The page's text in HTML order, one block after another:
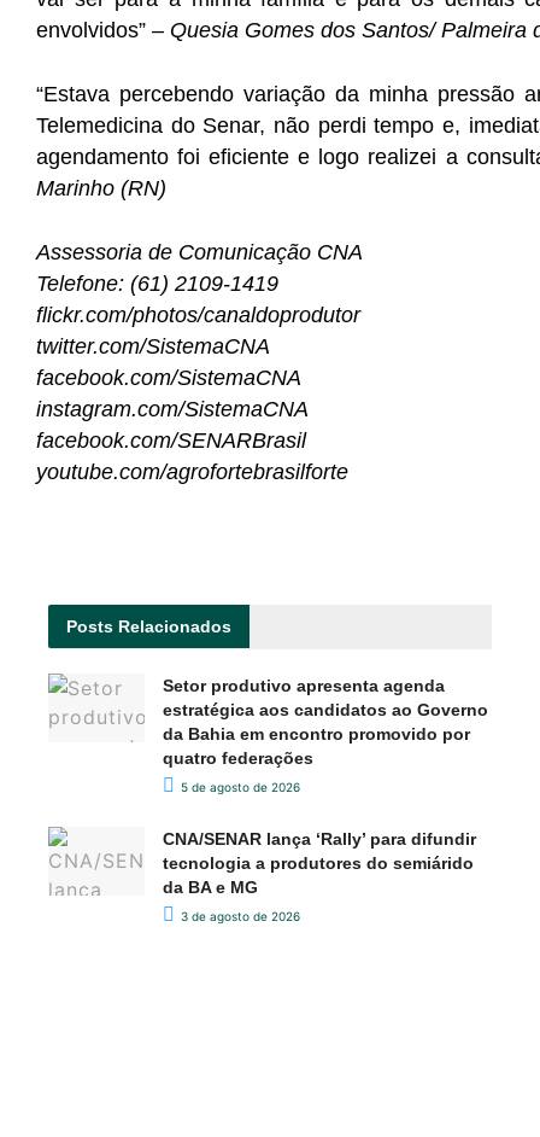
envolvidos” – Quesia Gomes dos Santos/ Palmeira
“Estava percebendo variação da minha
Telemedicina do Senar, não perdi tempo e,
agendamento foi eficiente e logo realizei a
Marinho (RN)
Assessoria de Comunicação CNA
Telefone: (61) 2109-1419
flickr.com/photos/canaldoprodutor
twitter.com/SistemaCNA
facebook.com/SistemaCNA
instagram.com/SistemaCNA
facebook.com/SENARBrasil
youtube.com/agrofortebrasilforte
Posts Relacionados
Setor produtivo apresenta agenda
estratégica aos candidatos ao Governo
da Bahia em encontro promovido por
quatro federações
5 de agosto de 2026
CNA/SENAR lança ‘Rally’ para difundir
tecnologia a produtores do semiárido
da BA e MG
3 de agosto de 2026